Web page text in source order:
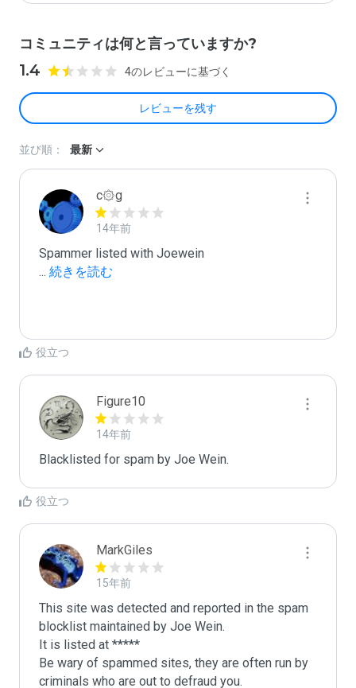
コミュニティは何と言っていますか?
1.4 4のレビューに基づく
レビューを残す
並び順： 最新
c۞g
14年前
... 続きを読む
役立つ
Figure10
14年前
Blacklisted for spam by Joe Wein.
役立つ
MarkGiles
15年前
This site was detected and reported in the spam
blocklist maintained by Joe Wein.
It is listed at *****
Be wary of spammed sites, they are often run by
criminals who are out to defraud you.